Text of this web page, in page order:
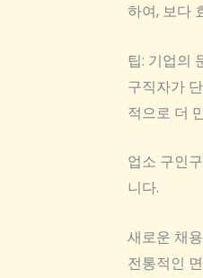
하여, 보다
팁: 기업의
구직자가
적으로 더
업소 구인
니다.
새로운 채
전통적인